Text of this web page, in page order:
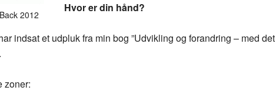
2012
Hvor er din hånd?
indsat et udpluk fra min bog ”Udvikling og forandring – med det
zoner: